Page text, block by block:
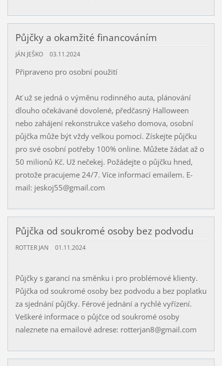
Půjčky a okamžité financováním
JÁN JEŠKO 03.11.2024
Připraveno pro osobní použití
Ať už se jedná o výměnu rodinného auta, plánování
dlouho očekávané dovolené, předčasný Halloween
nebo zahájení rekonstrukce vašeho domova, osobní
půjčka může být vždy velkou pomocí. Získejte půjčku
pro své osobní potřeby 100% online. Můžete žádat až o
50 milionů Kč. Už nečekej. Požádejte o půjčku hned,
protože pracujeme 24/7. Více informací emailem. E-
mail: jeskoj55@gmail.com
Půjčka od soukromé osoby bez podvodu
ROTTER JAN 01.11.2024
Půjčky s garancí na směnku i pro problémové klienty.
Půjčka od soukromé osoby bez podvodu a bez poplatku
za sjednání půjčky. Férové ​​jednání a rychlé vyřízení.
Veškeré informace o půjčce od soukromé osoby
naleznete na emailové adrese: rotterjan8@gmail.com